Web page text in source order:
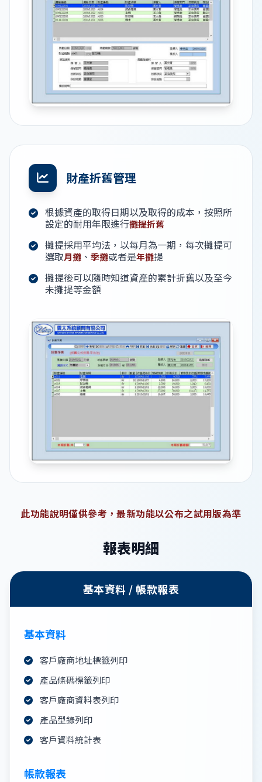
財產折舊管理
根據資產的取得日期以及取得的成本，按照所
設定的耐用年限進行攤提折舊
攤提採用平均法，以每月為一期，每次攤提可
選取月攤 、 季攤或者是年攤提
攤提後可以隨時知道資產的累計折舊以及至今
未攤提等金額
此功能說明僅供參考，最新功能以公布之試用版為準
報表明細
基本資料 / 帳款報表
基本資料
客戶廠商地址標籤列印
產品條碼標籤列印
客戶廠商資料表列印
產品型錄列印
客戶資料統計表
帳款報表